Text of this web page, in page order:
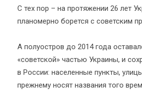
С тех пор – на протяжении 26 лет
планомерно борется с советским
А полуостров до 2014 года
«советской» частью Украины, и
в России: населенные пункты,
прежнему носят названия того